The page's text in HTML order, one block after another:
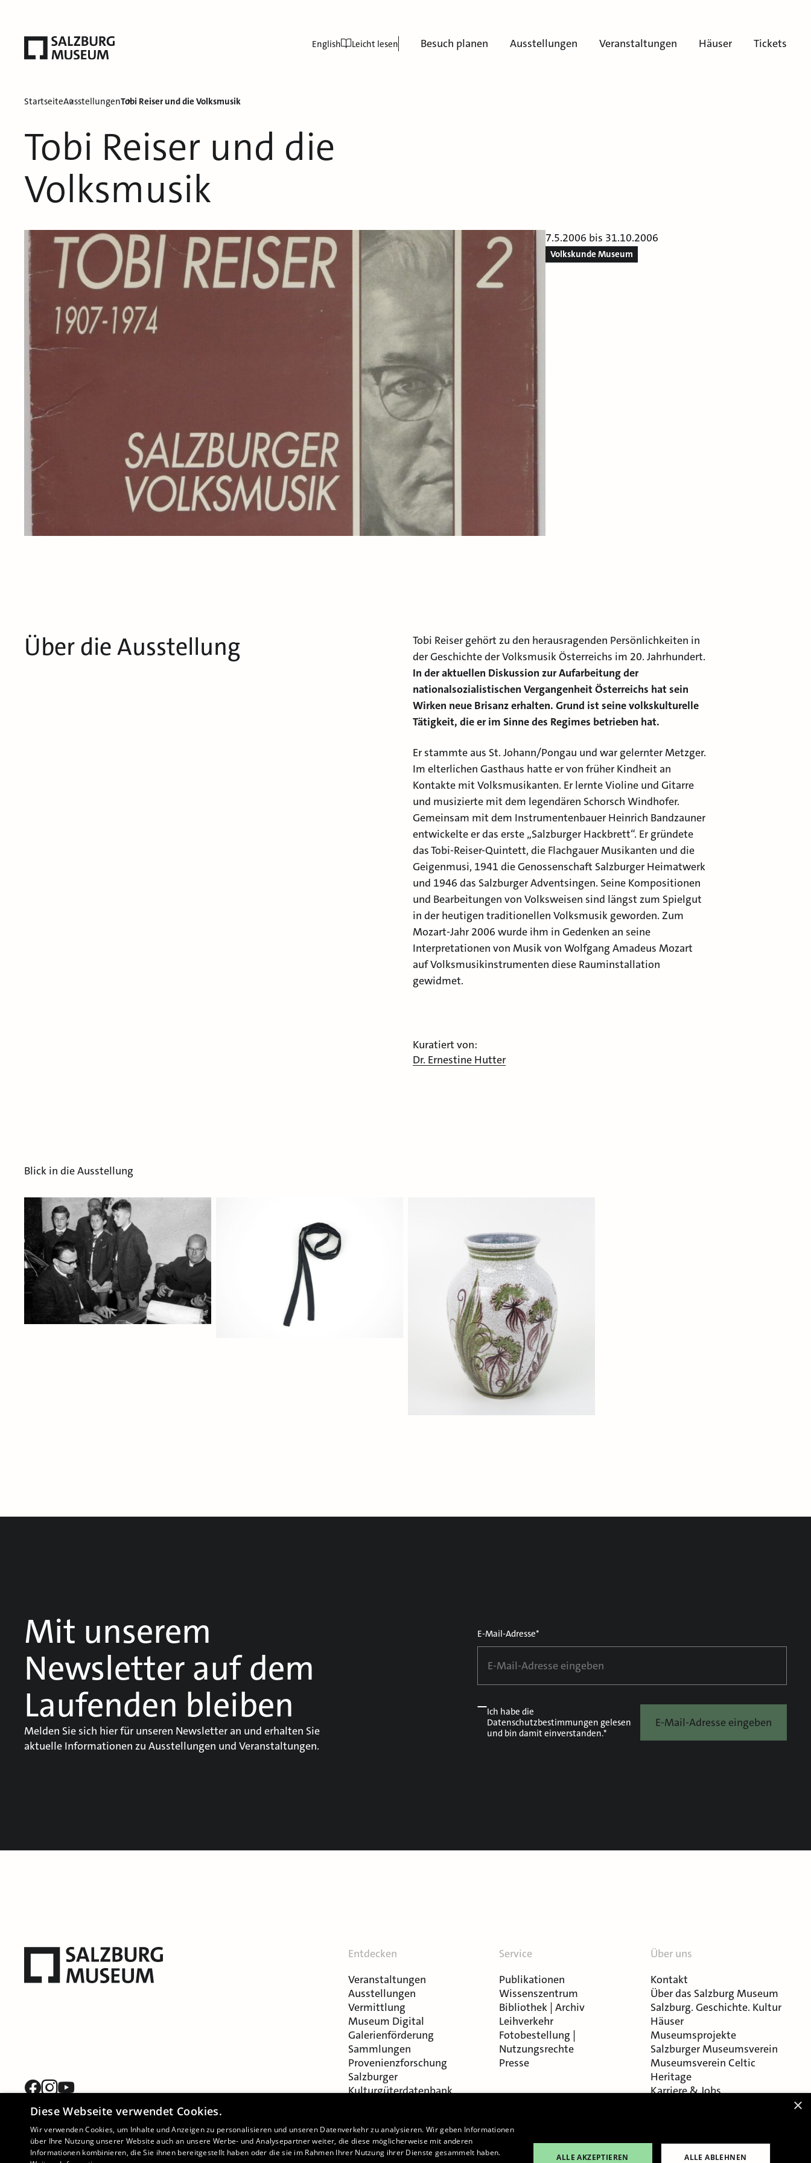
Besuch planen Ausstellungen Veranstaltungen Häuser Tickets
English Leicht lesen
StartseiteAusstellungenTobi Reiser und die Volksmusik
Tobi Reiser und die
Volksmusik
7.5.2006 bis 31.10.2006
Volkskunde Museum
Über die Ausstellung
Tobi Reiser gehört zu den herausragenden Persönlichkeiten in
der Geschichte der Volksmusik Österreichs im 20. Jahrhundert.
In der aktuellen Diskussion zur Aufarbeitung der
nationalsozialistischen Vergangenheit Österreichs hat sein
Wirken neue Brisanz erhalten. Grund ist seine volkskulturelle
Tätigkeit, die er im Sinne des Regimes betrieben hat.
Er stammte aus St. Johann/Pongau und war gelernter Metzger.
Im elterlichen Gasthaus hatte er von früher Kindheit an
Kontakte mit Volksmusikanten. Er lernte Violine und Gitarre
und musizierte mit dem legendären Schorsch Windhofer.
Gemeinsam mit dem Instrumentenbauer Heinrich Bandzauner
entwickelte er das erste „Salzburger Hackbrett“. Er gründete
das Tobi-Reiser-Quintett, die Flachgauer Musikanten und die
Geigenmusi, 1941 die Genossenschaft Salzburger Heimatwerk
und 1946 das Salzburger Adventsingen. Seine Kompositionen
und Bearbeitungen von Volksweisen sind längst zum Spielgut
in der heutigen traditionellen Volksmusik geworden. Zum
Mozart-Jahr 2006 wurde ihm in Gedenken an seine
Interpretationen von Musik von Wolfgang Amadeus Mozart
auf Volksmusikinstrumenten diese Rauminstallation
gewidmet.
Kuratiert von:
Dr. Ernestine Hutter
Blick in die Ausstellung
Mit unserem
Newsletter auf dem
Laufenden bleiben
Melden Sie sich hier für unseren Newsletter an und erhalten Sie
aktuelle Informationen zu Ausstellungen und Veranstaltungen.
E-Mail-Adresse*
Ich habe die
Datenschutzbestimmungen gelesen
und bin damit einverstanden.*
E-Mail-Adresse eingeben
Entdecken
Veranstaltungen
Ausstellungen
Vermittlung
Museum Digital
Galerienförderung
Sammlungen
Provenienzforschung
Salzburger
Kulturgüterdatenbank
Service
Publikationen
Wissenszentrum
Bibliothek | Archiv
Leihverkehr
Fotobestellung |
Nutzungsrechte
Presse
Über uns
Kontakt
Über das Salzburg Museum
Salzburg. Geschichte. Kultur
Häuser
Museumsprojekte
Salzburger Museumsverein
Museumsverein Celtic
Heritage
Karriere & Jobs
×
Diese Webseite verwendet Cookies.
Wir verwenden Cookies, um Inhalte und Anzeigen zu personalisieren und unseren Datenverkehr zu analysieren. Wir geben Informationen
über Ihre Nutzung unserer Website auch an unsere Werbe- und Analysepartner weiter, die diese möglicherweise mit anderen
Informationen kombinieren, die Sie ihnen bereitgestellt haben oder die sie im Rahmen Ihrer Nutzung ihrer Dienste gesammelt haben.
ALLE AKZEPTIEREN ALLE ABLEHNEN